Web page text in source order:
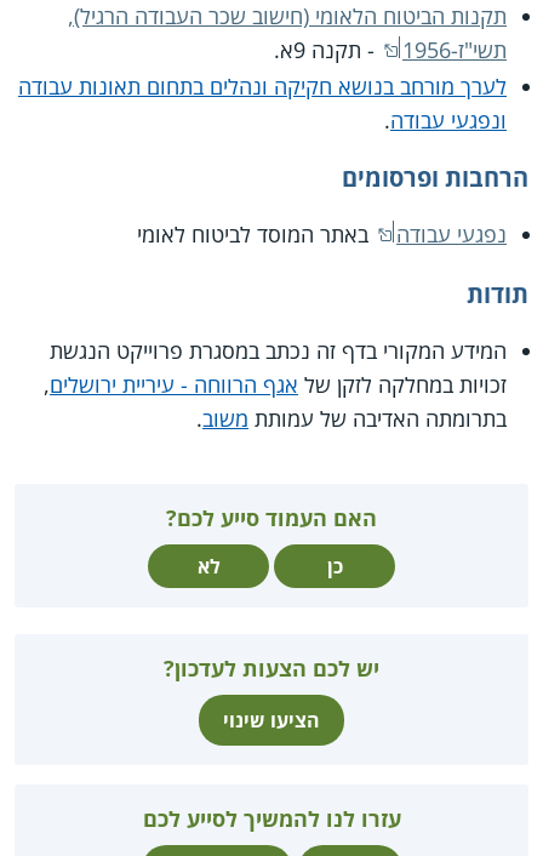
תקנות הביטוח הלאומי (חישוב שכר העבודה הרגיל),
תשי"ז-1956
- תקנה 9א.
לערך מורחב בנושא חקיקה ונהלים בתחום תאונות עבודה
ונפגעי עבודה.
הרחבות ופרסומים
נפגעי עבודה באתר המוסד לביטוח לאומי
תודות
המידע המקורי בדף זה נכתב במסגרת פרוייקט הנגשת
זכויות במחלקה לזקן של אגף הרווחה - עיריית ירושלים,
בתרומתה האדיבה של עמותת משוב.
האם העמוד סייע לכם?
כן לא
יש לכם הצעות לעדכון?
הציעו שינוי
עזרו לנו להמשיך לסייע לכם